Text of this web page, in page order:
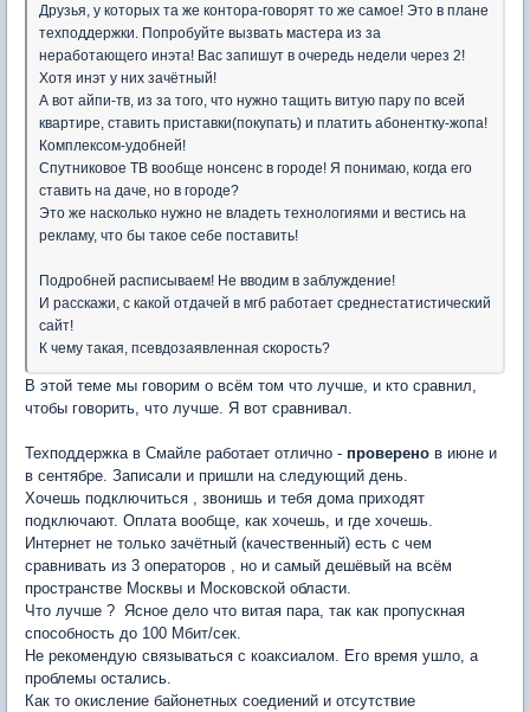
Друзья, у которых та же контора-говорят то же самое! Это в плане
техподдержки. Попробуйте вызвать мастера из за
неработающего инэта! Вас запишут в очередь недели через 2!
Хотя инэт у них зачётный!
А вот айпи-тв, из за того, что нужно тащить витую пару по всей
квартире, ставить приставки(покупать) и платить абонентку-жопа!
Комплексом-удобней!
Спутниковое ТВ вообще нонсенс в городе! Я понимаю, когда его
ставить на даче, но в городе?
Это же насколько нужно не владеть технологиями и вестись на
рекламу, что бы такое себе поставить!
Подробней расписываем! Не вводим в заблуждение!
И расскажи, с какой отдачей в мгб работает среднестатистический
сайт!
К чему такая, псевдозаявленная скорость?
В этой теме мы говорим о всём том что лучше, и кто сравнил,
чтобы говорить, что лучше. Я вот сравнивал.
Техподдержка в Смайле работает отлично - проверено в июне и
в сентябре. Записали и пришли на следующий день.
Хочешь подключиться , звонишь и тебя дома приходят
подключают. Оплата вообще, как хочешь, и где хочешь.
Интернет не только зачётный (качественный) есть с чем
сравнивать из 3 операторов , но и самый дешёвый на всём
пространстве Москвы и Московской области.
Что лучше ? Ясное дело что витая пара, так как пропускная
способность до 100 Мбит/сек.
Не рекомендую связываться с коаксиалом. Его время ушло, а
проблемы остались.
Как то окисление байонетных соедиений и отсутствие